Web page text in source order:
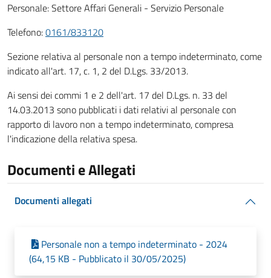
Personale: Settore Affari Generali - Servizio Personale
Telefono:0161/833120
Sezione relativa al personale non a tempo indeterminato, come
indicato all'art. 17, c. 1, 2 del D.Lgs. 33/2013.
Ai sensi dei commi 1 e 2 dell'art. 17 del D.Lgs. n. 33 del
14.03.2013 sono pubblicati i dati relativi al personale con
rapporto di lavoro non a tempo indeterminato, compresa
l'indicazione della relativa spesa.
Documenti e Allegati
Documenti allegati
Personale non a tempo indeterminato - 2024
(64,15 KB - Pubblicato il 30/05/2025)